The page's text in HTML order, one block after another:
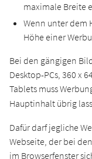
maximale Breite
Wenn unter dem
Höhe einer
Bei den gängigen
Desktop-PCs, 360 x
Tablets muss
Hauptinhalt übrig
Dafür darf jegliche
Webseite, der bei
im Browserfenster